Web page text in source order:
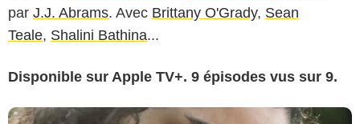
par J.J. Abrams. Avec Brittany O'Grady, Sean
Teale, Shalini Bathina...
Disponible sur Apple TV+. 9 épisodes vus sur 9.